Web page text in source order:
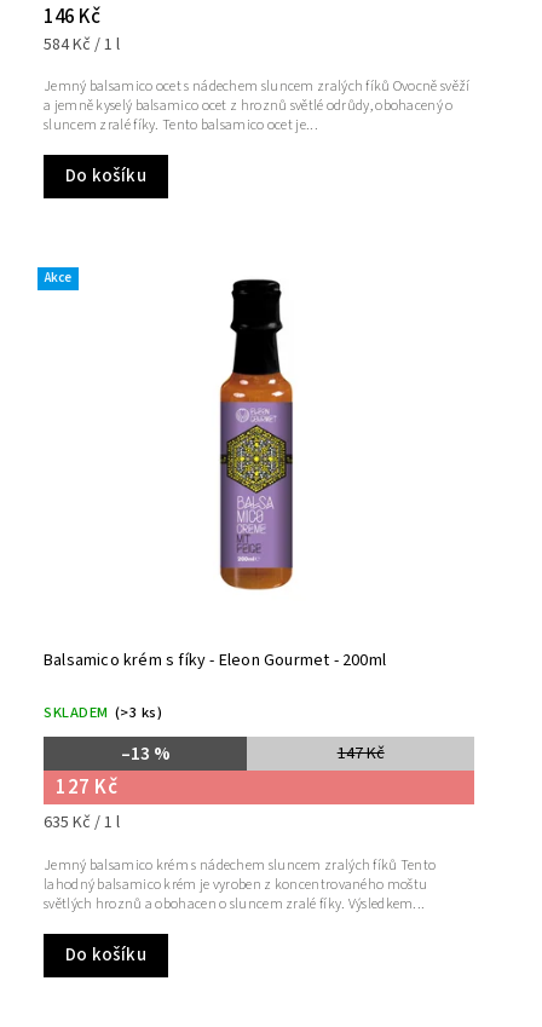
146 Kč
584 Kč / 1 l
Do košíku
Jemný balsamico ocet s nádechem sluncem zralých fíků Ovocně svěží
a jemně kyselý balsamico ocet z hroznů světlé odrůdy, obohacený o
sluncem zralé fíky. Tento balsamico ocet je...
Akce
Balsamico krém s fíky - Eleon Gourmet - 200ml
SKLADEM (>3 ks)
147 Kč
–13 %
127 Kč
635 Kč / 1 l
Do košíku
Jemný balsamico krém s nádechem sluncem zralých fíků Tento
lahodný balsamico krém je vyroben z koncentrovaného moštu
světlých hroznů a obohacen o sluncem zralé fíky. Výsledkem...